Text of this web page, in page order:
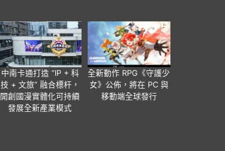
中南卡通打造 “IP + 科
技 + 文旅” 融合標杆，
開創國漫實體化可持續
發展全新產業模式
全新動作 RPG《守護少
女》公佈，將在 PC 與
移動端全球發行